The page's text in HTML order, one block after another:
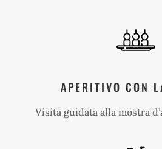
APERITIVO CON
Visita guidata alla mostra